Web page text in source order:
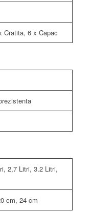
Cratita, 6 x Capac
2,7 Litri, 3.2 Litri,
cm, 24 cm